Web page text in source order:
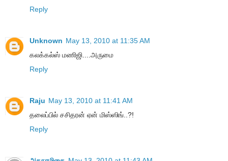
Reply
Unknown May 13, 2010 at 11:35 AM
கலக்கல்ஸ் மணிஜி....அருமை
Reply
Raju May 13, 2010 at 11:41 AM
தலைப்பில் சசிதரன் ஏன் மிஸ்ஸிங்..?!
Reply